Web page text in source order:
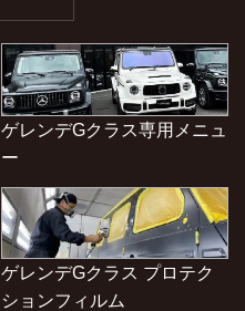
ゲレンデGクラス専用メニュ
ー
ゲレンデGクラス プロテク
ションフィルム